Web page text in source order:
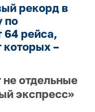
рекорд в
по
64 рейса,
которых –
отдельные
экспресс»